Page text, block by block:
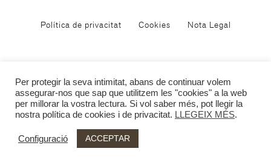
Política de privacitat Cookies Nota Legal
Per protegir la seva intimitat, abans de continuar volem
assegurar-nos que sap que utilitzem les "cookies" a la web
per millorar la vostra lectura. Si vol saber més, pot llegir la
nostra política de cookies i de privacitat. LLEGEIX MÉS.
Configuració ACCEPTAR